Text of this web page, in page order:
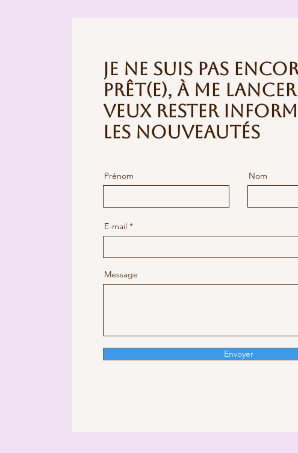
Je ne suis pas
prêt(e), à me lancer
veux rester
les nouveautés
Prénom Nom
E-mail
Message
Envoyer